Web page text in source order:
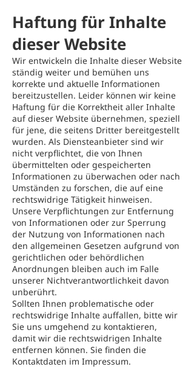
Haftung für Inhalte
dieser Website
Wir entwickeln die Inhalte dieser Website
ständig weiter und bemühen uns
korrekte und aktuelle Informationen
bereitzustellen. Leider können wir keine
Haftung für die Korrektheit aller Inhalte
auf dieser Website übernehmen, speziell
für jene, die seitens Dritter bereitgestellt
wurden. Als Diensteanbieter sind wir
nicht verpflichtet, die von Ihnen
übermittelten oder gespeicherten
Informationen zu überwachen oder nach
Umständen zu forschen, die auf eine
rechtswidrige Tätigkeit hinweisen.
Unsere Verpflichtungen zur Entfernung
von Informationen oder zur Sperrung
der Nutzung von Informationen nach
den allgemeinen Gesetzen aufgrund von
gerichtlichen oder behördlichen
Anordnungen bleiben auch im Falle
unserer Nichtverantwortlichkeit davon
unberührt.
Sollten Ihnen problematische oder
rechtswidrige Inhalte auffallen, bitte wir
Sie uns umgehend zu kontaktieren,
damit wir die rechtswidrigen Inhalte
entfernen können. Sie finden die
Kontaktdaten im Impressum.